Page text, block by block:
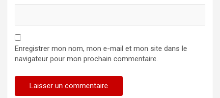
Enregistrer mon nom, mon e-mail et mon site dans le
navigateur pour mon prochain commentaire.